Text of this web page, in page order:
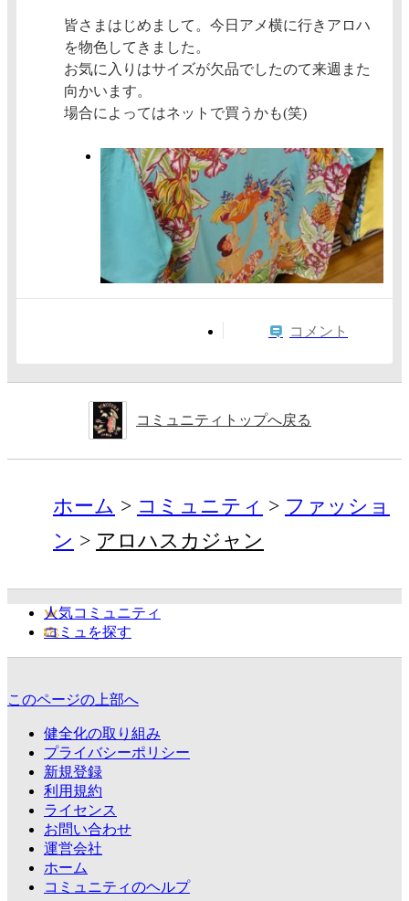
皆さまはじめまして。今日アメ横に行きアロハ
を物色してきました。
お気に入りはサイズが欠品でしたのて来週また
向かいます。
場合によってはネットで買うかも(笑)
コメント
コミュニティトップへ戻る
ホーム コミュニティ
ファッショ
ン
アロハスカジャン
人気コミュニティ
コミュを探す
このページの上部へ
健全化の取り組み
プライバシーポリシー
新規登録
利用規約
ライセンス
お問い合わせ
運営会社
ホーム
コミュニティのヘルプ